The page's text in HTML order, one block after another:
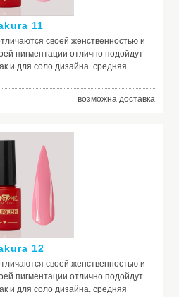
11
своей женственностью и
пигментации отлично подойдут
и для соло дизайна. средняя
палитра оттенков в стиле
возможна доставка
12
своей женственностью и
пигментации отлично подойдут
и для соло дизайна. средняя